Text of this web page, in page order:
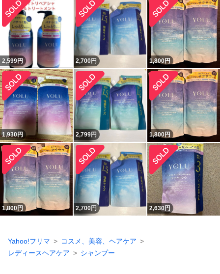
2,599円 2,700円 1,800円
1,930円 2,799円 1,800円
1,800円 2,700円 2,630円
Yahoo!フリマ
コスメ、美容、ヘアケア
レディースヘアケア
シャンプー